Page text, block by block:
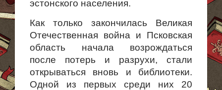
эстонского населения.
Как только закончилась Великая
Отечественная война и Псковская
область начала возрождаться
после потерь и разрухи, стали
открываться вновь и библиотеки.
Одной из первых среди них 20